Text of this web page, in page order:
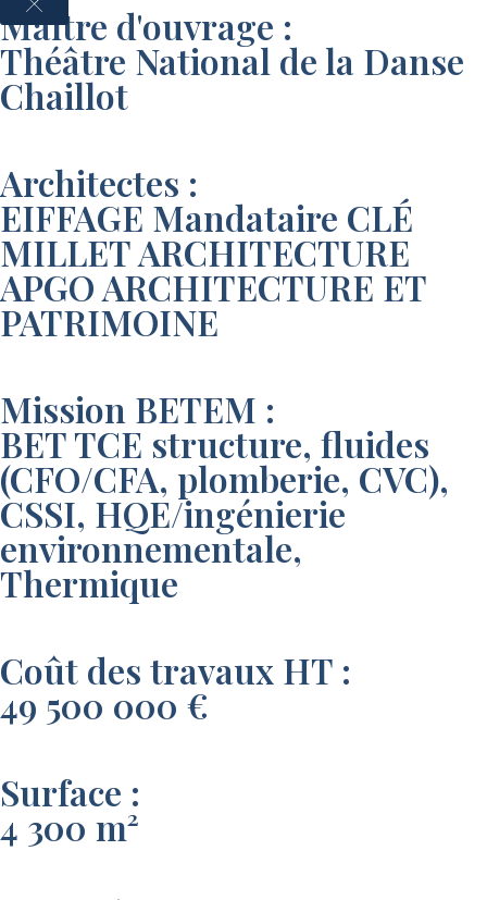
Maître d'ouvrage :
Théâtre National de la Danse
Chaillot
Architectes :
EIFFAGE Mandataire CLÉ
MILLET ARCHITECTURE
APGO ARCHITECTURE ET
PATRIMOINE
Mission BETEM :
BET TCE structure, fluides
(CFO/CFA, plomberie, CVC),
CSSI, HQE/ingénierie
environnementale,
Thermique
Coût des travaux HT :
49 500 000 €
Surface :
4 300 m²